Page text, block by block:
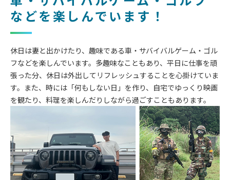
などを楽しんでいます！
休日は妻と出かけたり、趣味である車・サバイバルゲーム・ゴル
フなどを楽しんでいます。多趣味なこともあり、平日に仕事を頑
張った分、休日は外出してリフレッシュすることを心掛けていま
す。また、時には「何もしない日」を作り、自宅でゆっくり映画
を観たり、料理を楽しんだりしながら過ごすこともあります。